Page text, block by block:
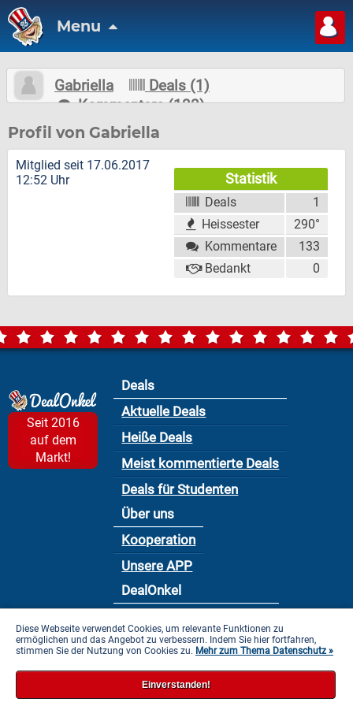
Menu
Gabriella
Deals (1)
Kommentare (133)
Nachricht schreiben
Profil von Gabriella
Statistik
Deals
1
Heissester
290°
Kommentare
133
Bedankt
0
Mitglied seit 17.06.2017
12:52 Uhr
Seit 2016
auf dem
Markt!
Deals
Aktuelle Deals
Heiße Deals
Meist kommentierte Deals
Deals für Studenten
Über uns
Kooperation
Unsere APP
DealOnkel
Datenschutzbestimmung
Impressum
Diese Webseite verwendet Cookies, um relevante Funktionen zu
ermöglichen und das Angebot zu verbessern. Indem Sie hier fortfahren,
stimmen Sie der Nutzung von Cookies zu. Mehr zum Thema Datenschutz »